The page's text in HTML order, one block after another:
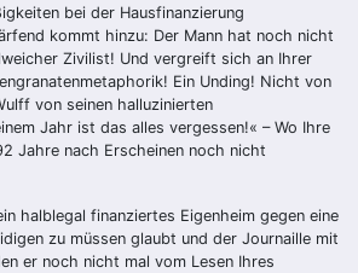
bei der Hausfinanzierung
kommt hinzu: Der Mann hat noch nicht
Zivilist! Und vergreift sich an Ihrer
Ein Unding! Nicht von
von seinen halluzinierten
Jahr ist das alles vergessen!« – Wo Ihre
Jahre nach Erscheinen noch nicht
halblegal finanziertes Eigenheim gegen eine
zu müssen glaubt und der Journaille mit
er noch nicht mal vom Lesen Ihres